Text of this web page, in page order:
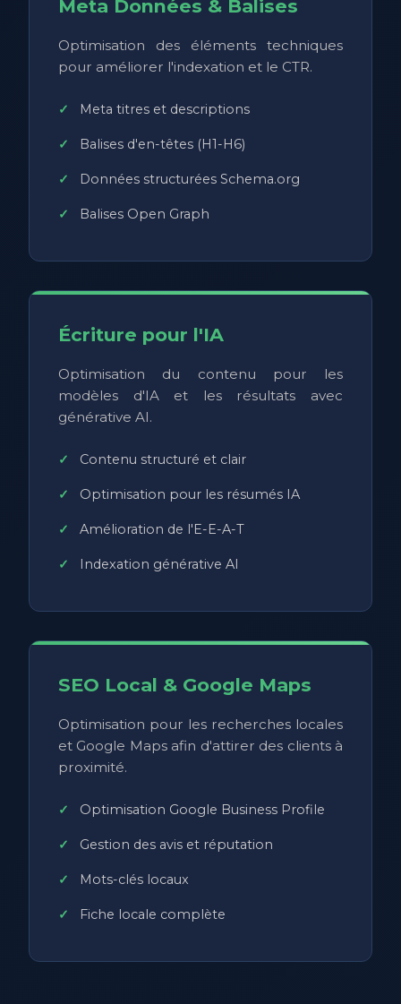
Meta Données & Balises
Optimisation des éléments techniques
pour améliorer l'indexation et le CTR.
Meta titres et descriptions
Balises d'en-têtes (H1-H6)
Données structurées Schema.org
Balises Open Graph
Écriture pour l'IA
Optimisation du contenu pour les
modèles d'IA et les résultats avec
générative AI.
Contenu structuré et clair
Optimisation pour les résumés IA
Amélioration de l'E-E-A-T
Indexation générative AI
SEO Local & Google Maps
Optimisation pour les recherches locales
et Google Maps afin d'attirer des clients à
proximité.
Optimisation Google Business Profile
Gestion des avis et réputation
Mots-clés locaux
Fiche locale complète